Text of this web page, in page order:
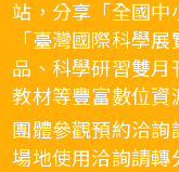
站，分享「全國中
「臺灣國際科學
品、科學研習雙月
教材等豐富數位資
團體參觀預約洽
場地使用洽詢請轉